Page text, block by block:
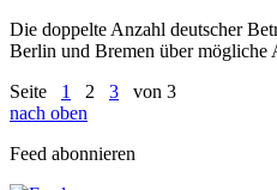
Die doppelte Anzahl deutscher
Berlin und Bremen über mögliche
Seite 1 2 3 von 3
nach oben
Feed abonnieren